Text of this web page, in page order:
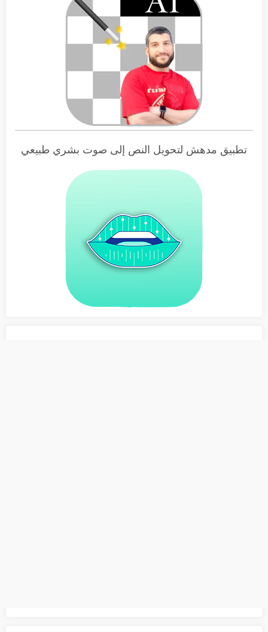
تطبيق مدهش لتحويل النص إلى صوت بشري طبيعي